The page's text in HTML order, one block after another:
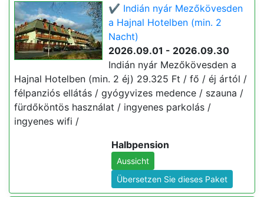
✔️ Indián nyár Mezőkövesden
a Hajnal Hotelben (min. 2
Nacht)
2026.09.01 - 2026.09.30
Indián nyár Mezőkövesden a
Hajnal Hotelben (min. 2 éj) 29.325 Ft / fő / éj ártól /
félpanziós ellátás / gyógyvizes medence / szauna /
fürdőköntös használat / ingyenes parkolás /
ingyenes wifi /
Halbpension
Aussicht
Übersetzen Sie dieses Paket